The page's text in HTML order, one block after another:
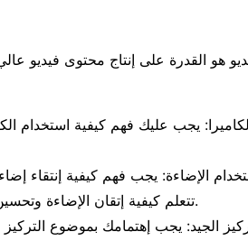
هو القدرة على إنتاج محتوى فيديو
يجب عليك فهم كيفية استخدام
الإضاءة: يجب فهم كيفية إنتقاء
تتعلم كيفية إتقان الإضاءة وتحسين نوعية الصورة باستخدام التوزيع الصحيح للضوء.
الجيد: يجب إهتمامك بموضوع التركيز